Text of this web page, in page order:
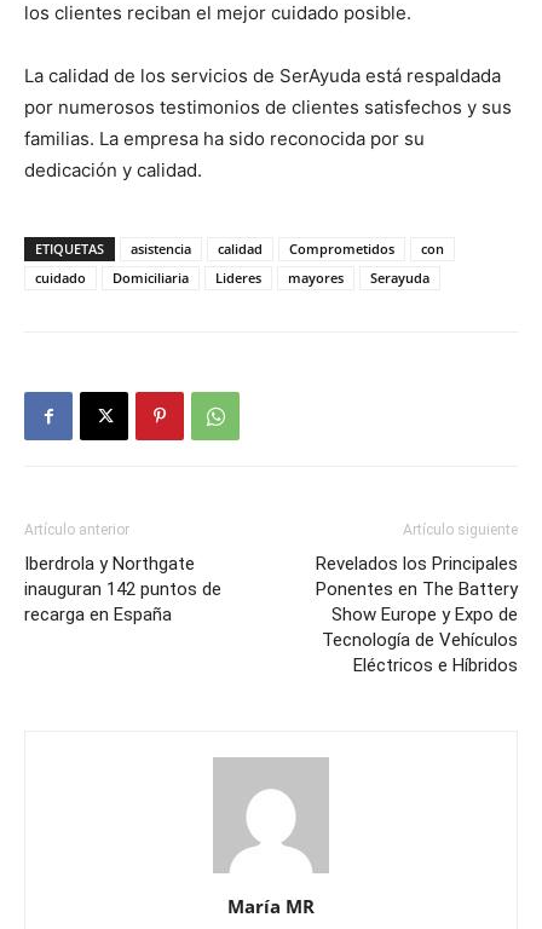
los clientes reciban el mejor cuidado posible.
La calidad de los servicios de SerAyuda está respaldada
por numerosos testimonios de clientes satisfechos y sus
familias. La empresa ha sido reconocida por su
dedicación y calidad.
ETIQUETAS asistencia calidad Comprometidos
con
cuidado
Domiciliaria Lideres mayores Serayuda
Artículo anterior
Iberdrola y Northgate
inauguran 142 puntos de
recarga en España
Artículo siguiente
Revelados los Principales
Ponentes en The Battery
Show Europe y Expo de
Tecnología de Vehículos
Eléctricos e Híbridos
María MR